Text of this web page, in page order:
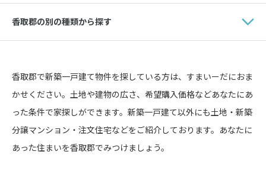
香取郡の別の種類から探す
香取郡で新築一戸建て物件を探している方は、すまいーだにおま
かせください。土地や建物の広さ、希望購入価格などあなたにあ
った条件で家探しができます。新築一戸建て以外にも土地・新築
分譲マンション・注文住宅などをご紹介しております。あなたに
あった住まいを香取郡でみつけましょう。